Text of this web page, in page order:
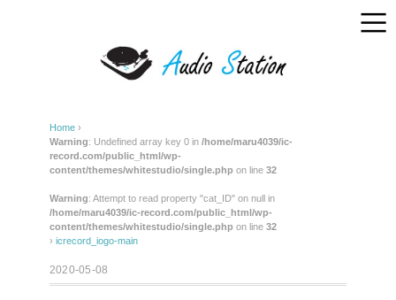
Home ›
Warning: Undefined array key 0 in /home/maru4039/ic-
record.com/public_html/wp-
content/themes/whitestudio/single.php on line 32
Warning: Attempt to read property "cat_ID" on null in
/home/maru4039/ic-record.com/public_html/wp-
content/themes/whitestudio/single.php on line 32
› icrecord_iogo-main
2020-05-08